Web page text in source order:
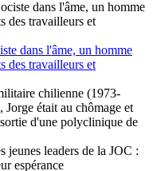
dans l'âme, un homme
des travailleurs et
chilienne (1973-
Jorge était au chômage et
d'une polyclinique de